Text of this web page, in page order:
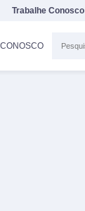
Trabalhe Conosco